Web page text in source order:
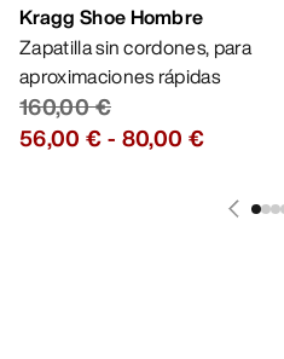
Kragg Shoe Hombre
Zapatilla sin cordones, para
aproximaciones rápidas
160,00 €
56,00 €- 80,00 €